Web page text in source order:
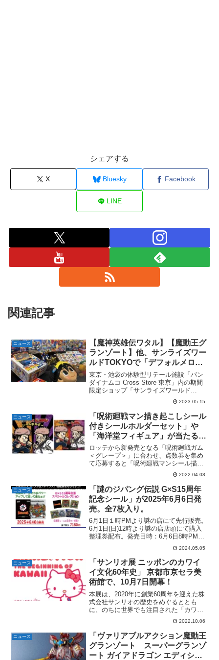
シェアする
X Bluesky Facebook
LINE
関連記事
ニュース
【魔神英雄伝ワタル】【魔動王グ
ランゾート】他、サンライズワー
ルドTOKYOで「デフォルメロボ
ットたちのビッグな魅力」展が開
催。5月16日〜。玩具展示なども
あり。
東京・池袋の体験型リテール施設「バン
ダイナムコ Cross Store 東京」内の期間
限定ショップ「サンライズワールド
TOKYO」で「デフォルメロボットたちの
ビッグな魅力」展が開催。開催期間は
2023年5月16日(火)から6月25日(日)ま...
2023.05.15
ニュース
「呪術廻戦マン描き起こしシール
付きシールホルダーセット」や
「海洋堂フィギュア」が当たる
「呪術廻戦ガムキャンペーン」が
4月12日（火）より開催【ビック
リマン】
ロッテから新発売となる「呪術廻戦ガム
＜グレープ＞」に合わせ、点数券を集め
て応募すると「呪術廻戦マンシール描き
起こしシール付きシールホルダーセッ
ト」や「海洋堂特製オリジナルフィギュ
ア（高さ約17cm）」が当たる「呪術廻戦
ガムキャンペーン」が4...
2022.04.08
ニュース
「謎のジパング伝説 G×S15周年
記念シール」が2025年6月6日発
売。全7枚入り。
6月1日１時PMより謎の店にて先行販売。
6月1日(日)12時より謎の店店頭にて購入
整理券配布。発売日時：6月6日8時PM～
BOOTH お一人様1個まで６月８日７時
59分PMまで ※在庫が残っていた場合６
月８日８時PM～購入制限が解除されま...
2024.05.05
ニュース
「サンリオ展 ニッポンのカワイ
イ文化60年史」 京都市京セラ美
術館で、10月7日開幕！
本展は、2020年に創業60周年を迎えた株
式会社サンリオの歴史をめぐるととも
に、のちに世界でも注目された「カワイ
イ文化」が、どのように生まれ発展して
いったのかを紐解きます。また、その裏
にある「サンリオの想い」を、貴重なデ
ザイン画や商品と合わ...
2022.10.06
ニュース
「ヴァリアブルアクション魔動王
グランゾート スーパーグランゾ
ート ガイアドラゴン エディショ